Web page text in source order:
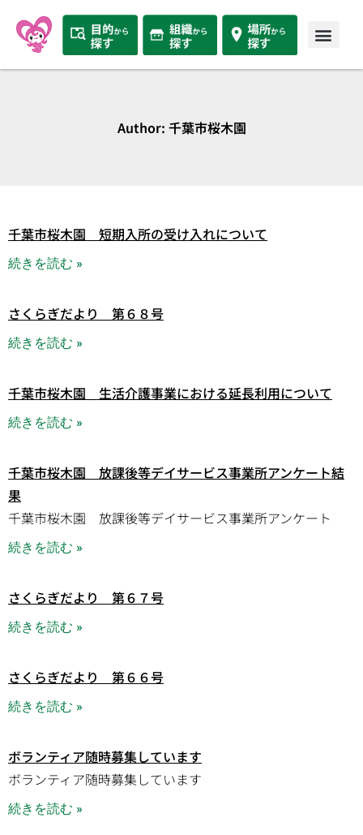
Author: 千葉市桜木園
千葉市桜木園 短期入所の受け入れについて
続きを読む »
さくらぎだより 第６８号
続きを読む »
千葉市桜木園 生活介護事業における延長利用について
続きを読む »
千葉市桜木園 放課後等デイサービス事業所アンケート結
果
千葉市桜木園 放課後等デイサービス事業所アンケート
続きを読む »
さくらぎだより 第６７号
続きを読む »
さくらぎだより 第６６号
続きを読む »
ボランティア随時募集しています
ボランティア随時募集しています
続きを読む »